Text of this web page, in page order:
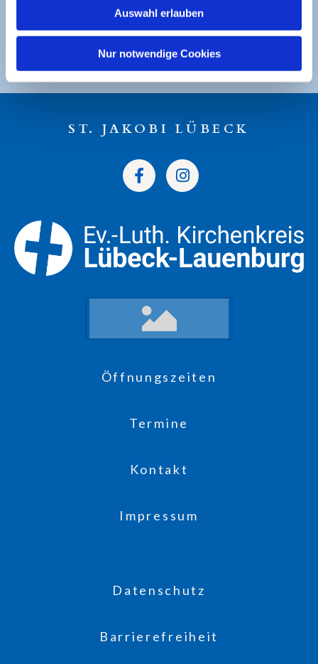
Auswahl erlauben
Nur notwendige Cookies
Ev. Luth. Kirchengemeinde St. Jakobi
DE49 2305 0101 0001 0053 21
ST. JAKOBI LÜBECK
Öffnungszeiten
Termine
Kontakt
Impressum
Datenschutz
Barrierefreiheit